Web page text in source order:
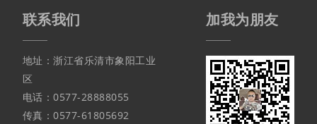
联系我们
地址：浙江省乐清市象阳工业
区
电话：0577-28888055
传真：0577-61805692
加我为朋友